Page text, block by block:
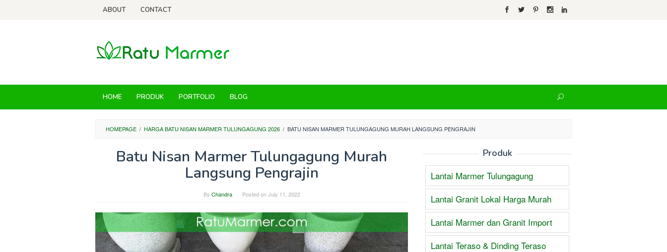
ABOUT CONTACT
HOME PRODUK PORTFOLIO BLOG
HOMEPAGE / HARGA BATU NISAN MARMER TULUNGAGUNG 2026 / BATU NISAN MARMER TULUNGAGUNG MURAH LANGSUNG PENGRAJIN
Batu Nisan Marmer Tulungagung Murah
Langsung Pengrajin
By Chandra Posted onJuly 11, 2022
Produk
Lantai Marmer Tulungagung
Lantai Granit Lokal Harga Murah
Lantai Marmer dan Granit Import
Lantai Teraso & Dinding Teraso